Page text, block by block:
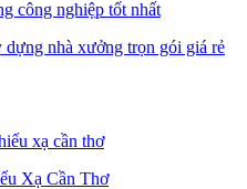
nhà xưởng trọn gói giá rẻ
Xạ Cần Thơ